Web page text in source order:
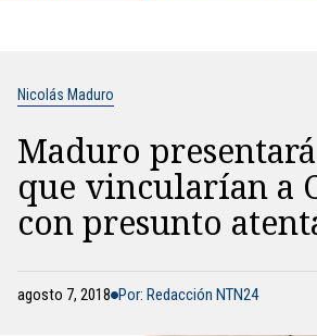
Nicolás Maduro
Maduro
que vincularían a
con presunto
agosto 7, 2018 Por: Redacción NTN24